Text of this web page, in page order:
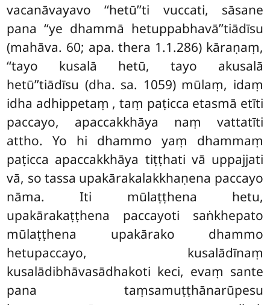
vacanāvayavo ‘‘hetū’’ti vuccati, sāsane
pana ‘‘ye dhammā hetuppabhavā’’tiādīsu
(mahāva. 60; apa. thera 1.1.286) kāraṇaṃ,
‘‘tayo kusalā hetū, tayo akusalā
hetū’’tiādīsu (dha. sa. 1059) mūlaṃ, idaṃ
idha adhippetaṃ , taṃ paṭicca etasmā etīti
paccayo, apaccakkhāya naṃ vattatīti
attho. Yo hi dhammo yaṃ dhammaṃ
paṭicca apaccakkhāya tiṭṭhati vā uppajjati
vā, so tassa upakārakalakkhaṇena paccayo
nāma. Iti mūlaṭṭhena hetu,
upakārakaṭṭhena paccayoti saṅkhepato
mūlaṭṭhena upakārako dhammo
hetupaccayo, kusalādīnaṃ
kusalādibhāvasādhakoti keci, evaṃ sante
pana taṃsamuṭṭhānarūpesu